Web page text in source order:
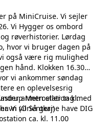
på MiniCruise. Vi sejler
Vi Hygger os ombord
røverhistorier. Lørdag
hvor vi bruger dagen på
også være rig mulighed
hånd. Klokken 16.30
vi ankommer søndag
en oplevelsesrig
armen eller tag med
Vi vil Så gerne have DIG
Metrostation kl.
(Orientkaj)
ca. kl. 11.00